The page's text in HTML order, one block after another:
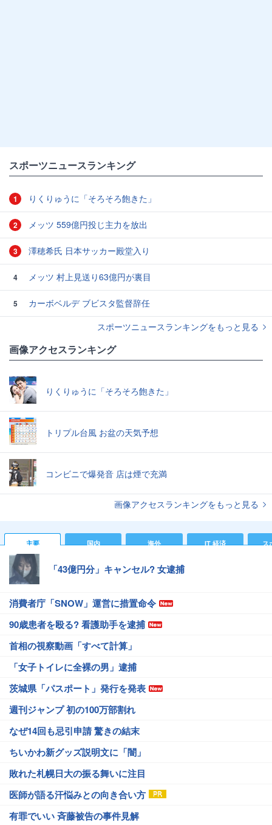
スポーツニュースランキング
1 りくりゅうに「そろそろ飽きた」
2 メッツ 559億円投じ主力を放出
3 澤穂希氏 日本サッカー殿堂入り
4 メッツ 村上見送り63億円が裏目
5
カーボベルデ ブビスタ監督辞任
スポーツニュースランキングをもっと見る
画像アクセスランキング
りくりゅうに「そろそろ飽きた」
トリプル台風 お盆の天気予想
コンビニで爆発音 店は煙で充満
画像アクセスランキングをもっと見る
主要 国内 海外 IT 経済 ス
「43億円分」キャンセル? 女逮捕
消費者庁「SNOW」運営に措置命令
90歳患者を殴る? 看護助手を逮捕
首相の視察動画「すべて計算」
「女子トイレに全裸の男」逮捕
茨城県「パスポート」発行を発表
週刊ジャンプ 初の100万部割れ
なぜ14回も忌引申請 驚きの結末
ちいかわ新グッズ説明文に「闇」
敗れた札幌日大の振る舞いに注目
医師が語る汗悩みとの向き合い方
有罪でいい 斉藤被告の事件見解